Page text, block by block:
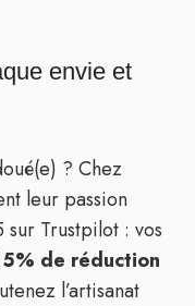
envie et
? Chez
leur passion
Trustpilot : vos
de réduction
l’artisanat